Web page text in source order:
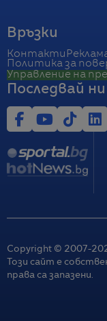
Връзки
Контакти
Политика за
Управление на
Последвай ни
Copyright © 2007-
Този сайт е
права са запазени.